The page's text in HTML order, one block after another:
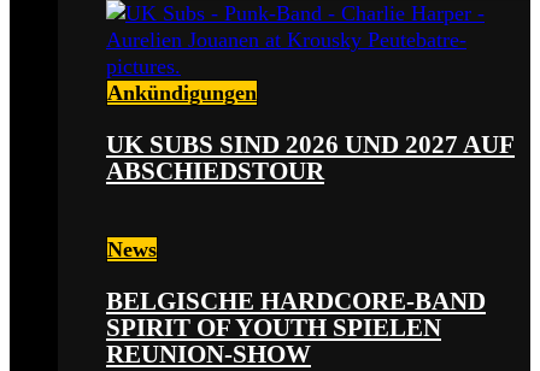
Ankündigungen
UK SUBS SIND 2026 UND 2027 AUF
ABSCHIEDSTOUR
News
BELGISCHE HARDCORE-BAND
SPIRIT OF YOUTH SPIELEN
REUNION-SHOW